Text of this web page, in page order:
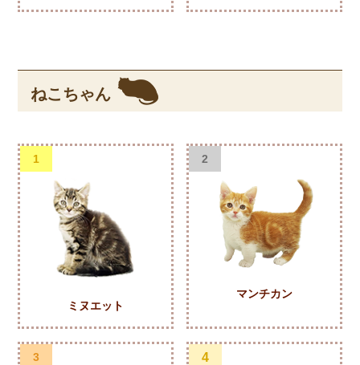
ねこちゃん
1
ミヌエット
2
マンチカン
3 4